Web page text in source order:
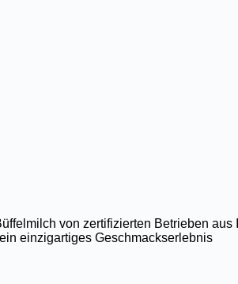
von zertifizierten Betrieben aus
einzigartiges Geschmackserlebnis